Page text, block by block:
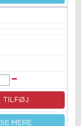
TILFØJ
SE MERE